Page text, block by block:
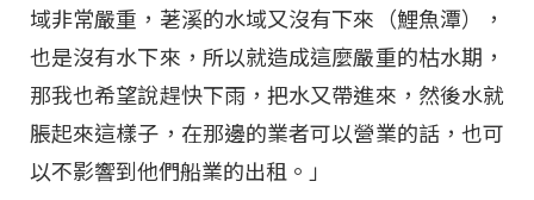
域非常嚴重，荖溪的水域又沒有下來（鯉魚潭），
也是沒有水下來，所以就造成這麼嚴重的枯水期，
那我也希望說趕快下雨，把水又帶進來，然後水就
脹起來這樣子，在那邊的業者可以營業的話，也可
以不影響到他們船業的出租。」